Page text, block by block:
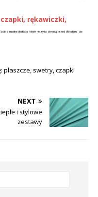
rękawiczki,
o modne dodatki, które nie tylko chronią przed chłodem, ale
swetry, czapki
NEXT
i stylowe
zestawy